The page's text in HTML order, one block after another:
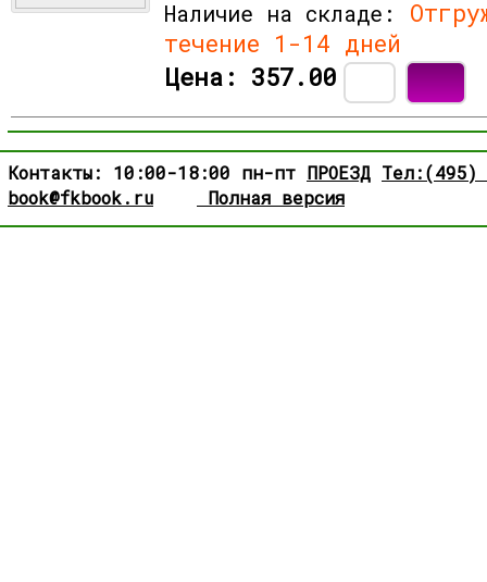
Наличие на складе:
течение 1-14 дней
Цена: 357.00
Контакты: 10:00-18:00 пн-пт ПРОЕЗД Тел:(495)
book@fkbook.ru
Полная версия